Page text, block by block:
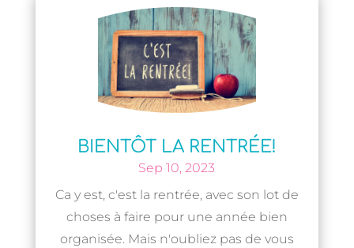
BIENTÔT LA RENTRÉE!
Sep 10, 2023
Ca y est, c'est la rentrée, avec son lot de
choses à faire pour une année bien
organisée. Mais n'oubliez pas de vous